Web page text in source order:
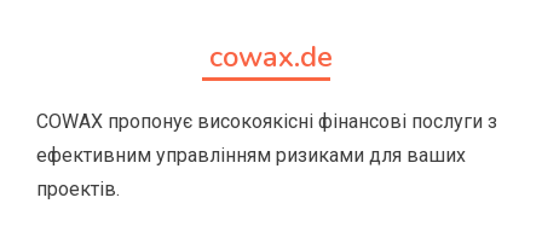
cowax.de
COWAX пропонує високоякісні фінансові послуги з
ефективним управлінням ризиками для ваших
проектів.